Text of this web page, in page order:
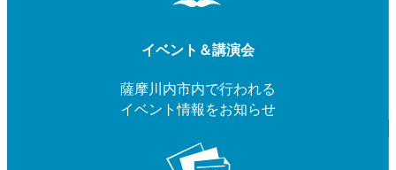
イベント＆講演会
薩摩川内市内で行われる
イベント情報をお知らせ